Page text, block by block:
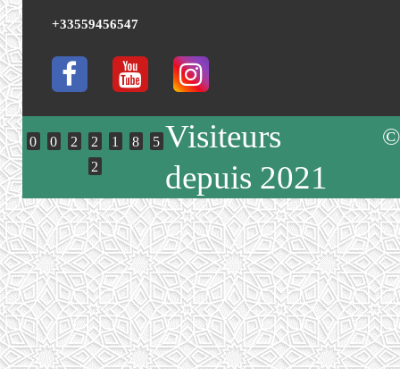
+33559456547
0 0 2 2 1 8
5
2
Visiteurs
depuis 2021